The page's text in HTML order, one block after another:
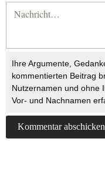
Ihre Argumente,
kommentierten Beitrag
Nutzernamen und ohne
Vor- und Nachnamen